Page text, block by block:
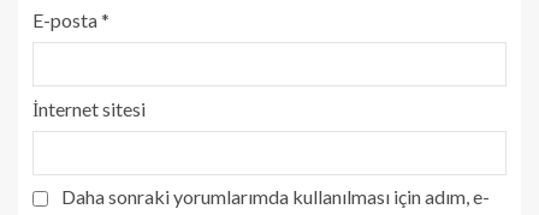
E-posta*
İnternet sitesi
Daha sonraki yorumlarımda kullanılması için adım, e-